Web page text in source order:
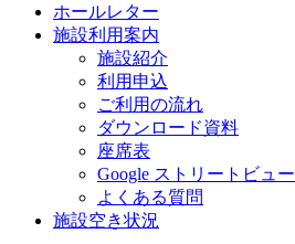
ホールレター
施設利用案内
施設紹介
利用申込
ご利用の流れ
ダウンロード資料
座席表
Google ストリートビュー
よくある質問
施設空き状況